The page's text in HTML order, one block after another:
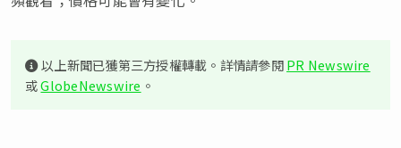
以上新聞已獲第三方授權轉載。詳情請參閱PR Newswire
或GlobeNewswire 。